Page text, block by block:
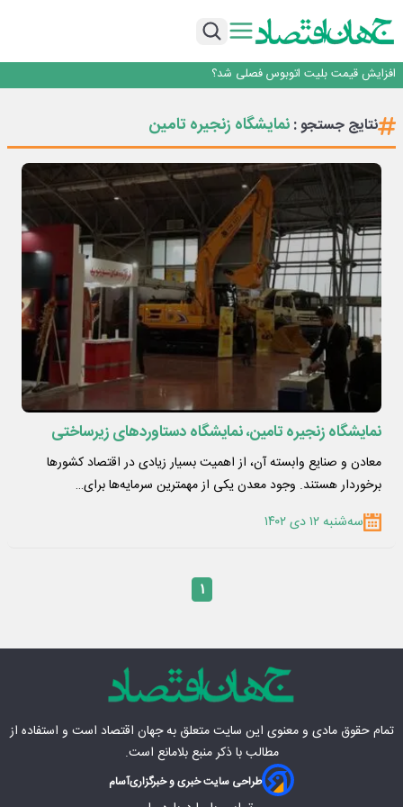
افزایش قیمت بلیت اتوبوس فصلی شد؟
رانندگان انگلیسی به سرقت سوخت روی آوردند!
۲ درصد از مشترکان ۱۰ درصد برق خانگی را مصرف می‌کنند!
افزایش قیمت بلیت اتوبوس فصلی شد؟
نتایج جستجو :نمایشگاه زنجیره تامین
نمایشگاه زنجیره تامین، نمایشگاه دستاوردهای زیرساختی
معادن و صنایع وابسته آن، از اهمیت بسیار زیادی در اقتصاد کشورها
برخوردار هستند. وجود معدن یکی از مهمترین سرمایه‌ها برای…
سه‌شنبه ۱۲ دی ۱۴۰۲
۱
تمام حقوق مادی‌ و معنوی این سایت متعلق بهجهان اقتصاد است و استفاده از
مطالب با ذکر منبع بلامانع است.
طراحی سایت خبری و خبرگزاریآسام